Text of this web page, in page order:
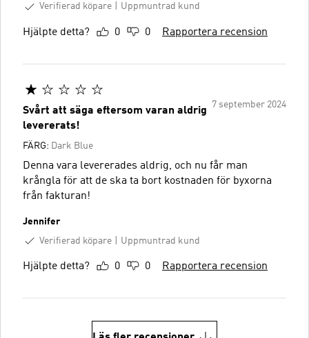
Verifierad köpare
Uppmuntrad kund
Hjälpte detta? 0 0 Rapportera recension
7 september 2024
Svårt att säga eftersom varan aldrig
levererats!
FÄRG: Dark Blue
Denna vara levererades aldrig, och nu får man
krångla för att de ska ta bort kostnaden för byxorna
från fakturan!
Jennifer
Verifierad köpare
Uppmuntrad kund
Hjälpte detta? 0 0 Rapportera recension